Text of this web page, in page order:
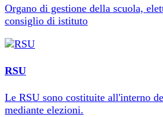
Organo di gestione della scuola,
consiglio di istituto
RSU
Le RSU sono costituite all'interno
mediante elezioni.